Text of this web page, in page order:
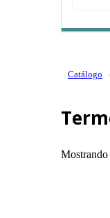
Catálogo